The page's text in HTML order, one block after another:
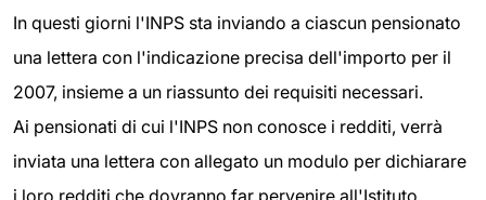
In questi giorni l'INPS sta inviando a ciascun pensionato
una lettera con l'indicazione precisa dell'importo per il
2007, insieme a un riassunto dei requisiti necessari.
Ai pensionati di cui l'INPS non conosce i redditi, verrà
inviata una lettera con allegato un modulo per dichiarare
i loro redditi che dovranno far pervenire all'Istituto